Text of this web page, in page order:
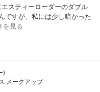
スティーローダーのダブル
ですが、私には少し暗かった
を見る
)
メークアップ